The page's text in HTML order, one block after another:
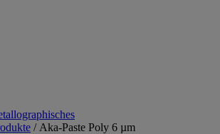
/ Aka-Paste Poly 6 µm